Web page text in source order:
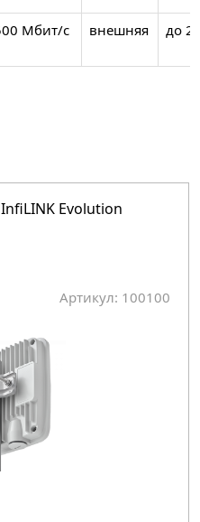
Мбит/с внешняя до
Evolution
Артикул: 100100